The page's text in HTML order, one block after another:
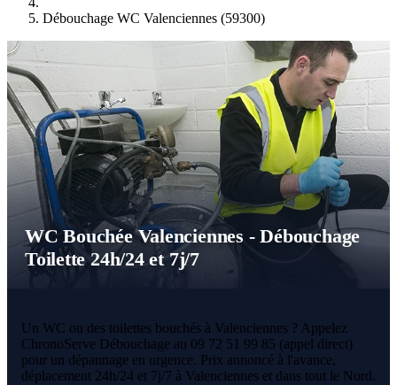
Débouchage WC Valenciennes (59300)
WC Bouchée Valenciennes - Débouchage
Toilette 24h/24 et 7j/7
Un WC ou des toilettes bouchés à Valenciennes ? Appelez
ChronoServe Débouchage au 09 72 51 99 85 (appel direct)
pour un dépannage en urgence. Prix annoncé à l'avance,
déplacement 24h/24 et 7j/7 à Valenciennes et dans tout le Nord.